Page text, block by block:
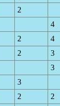
2
4
2 4
2 3
3
3
2 2